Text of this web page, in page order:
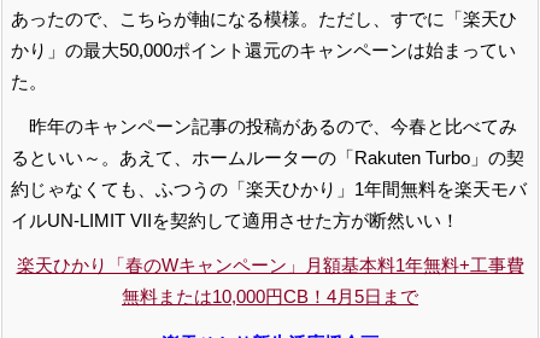
あったので、こちらが軸になる模様。ただし、すでに「楽天ひ
かり」の最大50,000ポイント還元のキャンペーンは始まってい
た。
昨年のキャンペーン記事の投稿があるので、今春と比べてみ
るといい～。あえて、ホームルーターの「Rakuten Turbo」の契
約じゃなくても、ふつうの「楽天ひかり」1年間無料を楽天モバ
イルUN-LIMIT VIIを契約して適用させた方が断然いい！
楽天ひかり「春のWキャンペーン」月額基本料1年無料+工事費
無料または10,000円CB！4月5日まで